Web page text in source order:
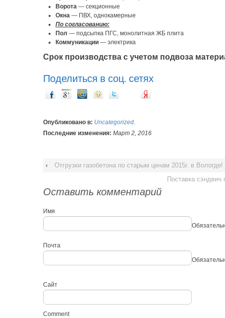
Ворота — секционные
Окна — ПВХ, однокамерные
По согласованию:
Пол — подсыпка ПГС, монолитная ЖБ плита
Коммуникации — электрика
Срок производства с учетом подвоза
Поделиться в соц. сетях
Опубликовано в: Uncategorized.
Последние изменения: Март 2, 2016
‹
Отгрузки газобетона по старым ценам 2015г. в Вологде!
Поставка
Оставить комментарий
Имя
Почта
Сайт
Comment